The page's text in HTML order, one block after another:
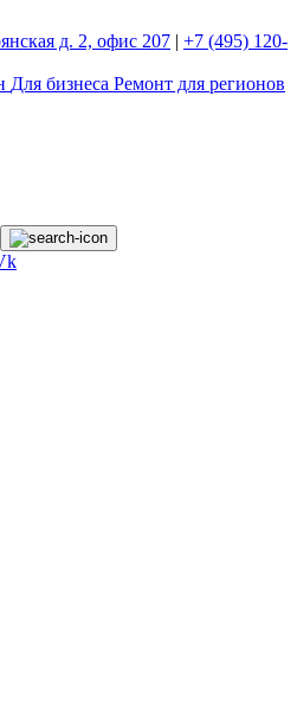
д. 2, офис 207 | +7 (495) 120-
Для бизнеса Ремонт для регионов